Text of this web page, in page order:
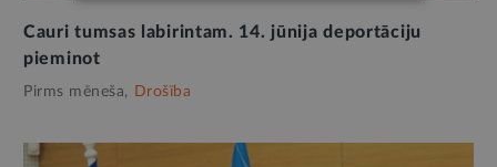
Cauri tumsas labirintam. 14. jūnija deportāciju
pieminot
Pirms mēneša, Drošība